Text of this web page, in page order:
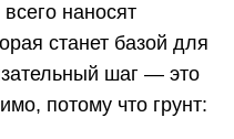
наносят
станет базой для
шаг — это
потому что грунт: